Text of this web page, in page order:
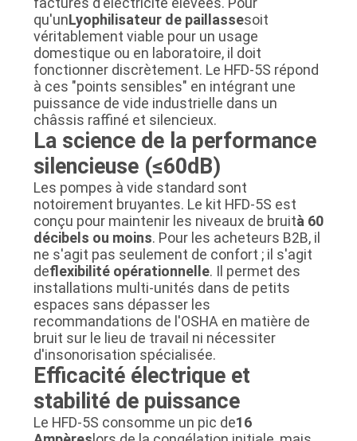
PLAN
SITE
POLITIQUE
CONFIDENTIALITÉ
qu'unLyophilisateur de paillassesoit
véritablement viable pour un usage
domestique ou en laboratoire, il doit
fonctionner discrètement. Le HFD-5S répond
à ces "points sensibles" en intégrant une
puissance de vide industrielle dans un
châssis raffiné et silencieux.
La science de la performance
silencieuse (≤60dB)
Les pompes à vide standard sont
notoirement bruyantes. Le kit HFD-5S est
conçu pour maintenir les niveaux de bruità 60
décibels ou moins. Pour les acheteurs B2B, il
ne s'agit pas seulement de confort ; il s'agit
deflexibilité opérationnelle. Il permet des
installations multi-unités dans de petits
espaces sans dépasser les
recommandations de l'OSHA en matière de
bruit sur le lieu de travail ni nécessiter
d'insonorisation spécialisée.
Efficacité électrique et
stabilité de puissance
Le HFD-5S consomme un pic de16